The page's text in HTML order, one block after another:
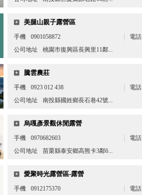
美腿山親子露營區
手機 0901058872 電話
公司地址
桃園市復興區長興里11鄰...
騰雲農莊
手機 0923 012 438 電話
公司地址
南投縣國姓鄉長石巷42號...
烏嘎彥景觀休閒露營
手機 0970682603 電話
公司地址
苗栗縣泰安鄉高熊卡3鄰6...
愛聚時光露營區-露營
手機 0912175370 電話